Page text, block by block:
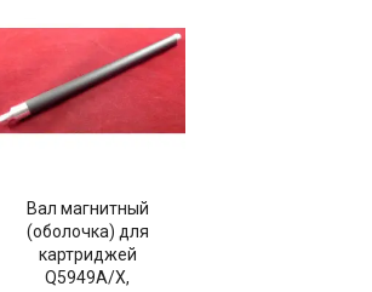
Вал магнитный
(оболочка) для
картриджей
Q5949A/X,